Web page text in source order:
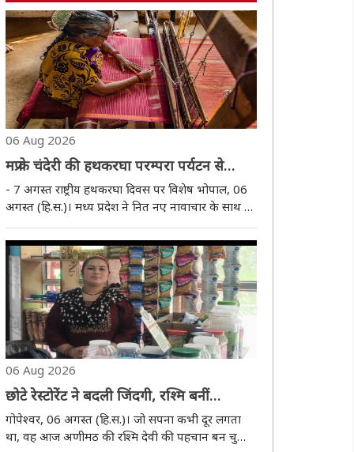
06 Aug 2026
मप्र के चंदेरी की हथकरघा परम्परा पर्यटन से
जुड़कर बुन रही है नई पहचान
- 7 अगस्त राष्ट्रीय हथकरघा दिवस पर विशेष भोपाल, 06
अगस्त (हि.स.)। मध्य प्रदेश ने नित नए नावाचार के साथ ये
साबित कर दिया है कि परम्पराओं को सहेजना और भविष्य
की दिशा देना, दोनों एक साथ संभव है। यह कर दिखाया है
मध्य प्रदेश के चंदेरी की हथकरघा परम्परा..
06 Aug 2026
छोटे रेस्टोरेंट ने बदली जिंदगी, रश्मि बनीं
आत्मनिर्भरता की मिसाल
गोपेश्वर, 06 अगस्त (हि.स.)। जो सपना कभी दूर लगता
था, वह आज अणीमठ की रश्मि देवी की पहचान बन चुका